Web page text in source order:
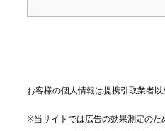
お客様の個人情報は提携引取業者
※当サイトでは広告の効果測定のた